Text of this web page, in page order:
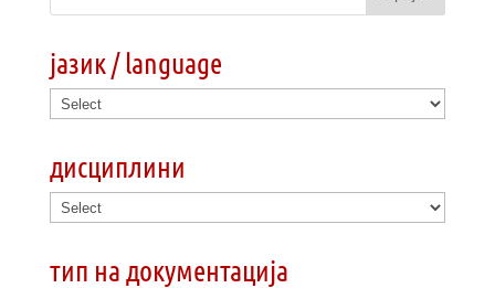
јазик / language
дисциплини
тип на документација